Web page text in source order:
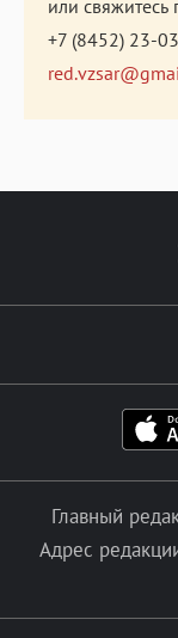
или свяжитесь
+7 (8452) 23-
Главный
Адрес